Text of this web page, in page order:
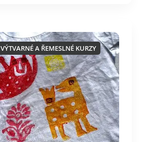
VÝTVARNÉ A ŘEMESLNÉ KURZY